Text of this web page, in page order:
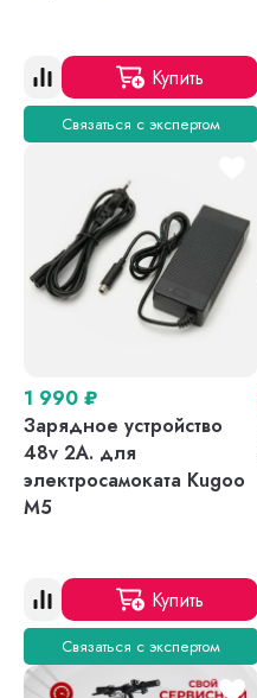
Купить
Связаться с экспертом
1 990 ₽
Зарядное устройство
48v 2A. для
электросамоката Kugoo
M5
Купить
Связаться с экспертом